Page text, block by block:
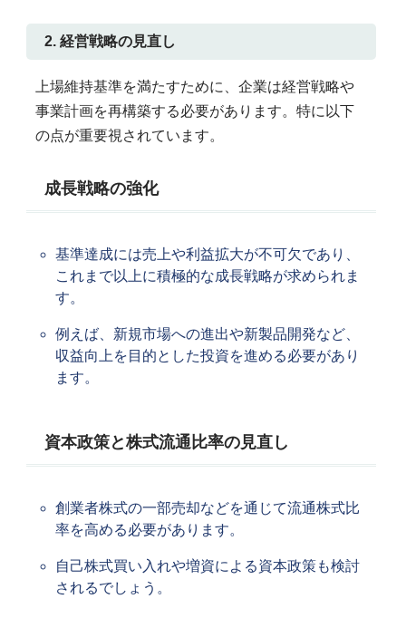
2. 経営戦略の見直し
上場維持基準を満たすために、企業は経営戦略や
事業計画を再構築する必要があります。特に以下
の点が重要視されています。
成長戦略の強化
基準達成には売上や利益拡大が不可欠であり、
これまで以上に積極的な成長戦略が求められま
す。
例えば、新規市場への進出や新製品開発など、
収益向上を目的とした投資を進める必要があり
ます。
資本政策と株式流通比率の見直し
創業者株式の一部売却などを通じて流通株式比
率を高める必要があります。
自己株式買い入れや増資による資本政策も検討
されるでしょう。